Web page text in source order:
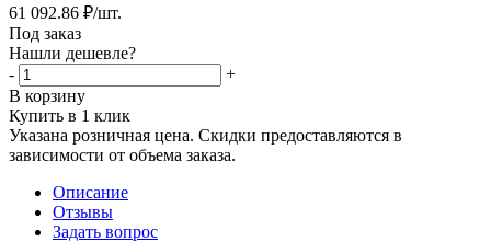
61 092.86 ₽/шт.
Под заказ
Нашли дешевле?
-
+
В корзину
Купить в 1 клик
Указана розничная цена. Скидки предоставляются в
зависимости от объема заказа.
Описание
Отзывы
Задать вопрос